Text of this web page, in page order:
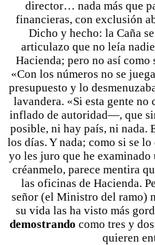
director… nada más que
financieras, con exclusión
Dicho y hecho: la Caña
articulazo que no leía
Hacienda; pero no así como
«Con los números no se
presupuesto y lo
lavandera. «Si esta gente
inflado de autoridad—, que
posible, ni hay país, ni nada.
los días. Y nada; como si se
yo les juro que he
créanmelo, parece mentira
las oficinas de Hacienda.
señor (el Ministro del ramo)
su vida las ha visto más
demostrando como tres y
quieren